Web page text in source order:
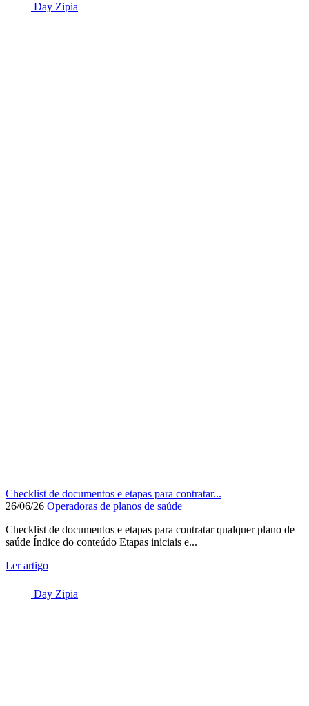
Day Zipia
Checklist de documentos e etapas para contratar...
26/06/26 Operadoras de planos de saúde
Checklist de documentos e etapas para contratar qualquer plano de
saúde Índice do conteúdo Etapas iniciais e...
Ler artigo
Day Zipia